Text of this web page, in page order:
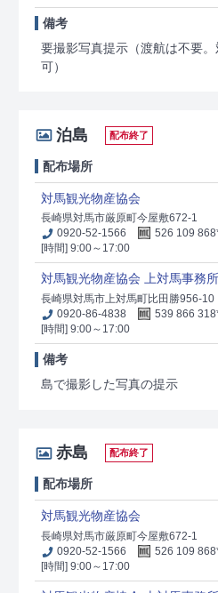
備考
要撮影写真提示（渡航は不要
可）
泊島 配布終了
配布場所
対馬観光物産協会
長崎県対馬市厳原町今屋敷672-1
0920-52-1566
526 109
[時間] 9:00～17:00
対馬観光物産協会 上対馬事務所
長崎県対馬市上対馬町比田勝956-10
0920-86-4838
539 866
[時間] 9:00～17:00
備考
島で撮影した写真の提示
赤島 配布終了
配布場所
対馬観光物産協会
長崎県対馬市厳原町今屋敷672-1
0920-52-1566
526 109
[時間] 9:00～17:00